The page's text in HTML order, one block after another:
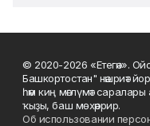
© 2020-2026 «Етегән».
Башкортостан" нәшриәт
һәм киң мәғлүмәт саралары
ҡыҙы, баш мөхәррир.
Об использовании